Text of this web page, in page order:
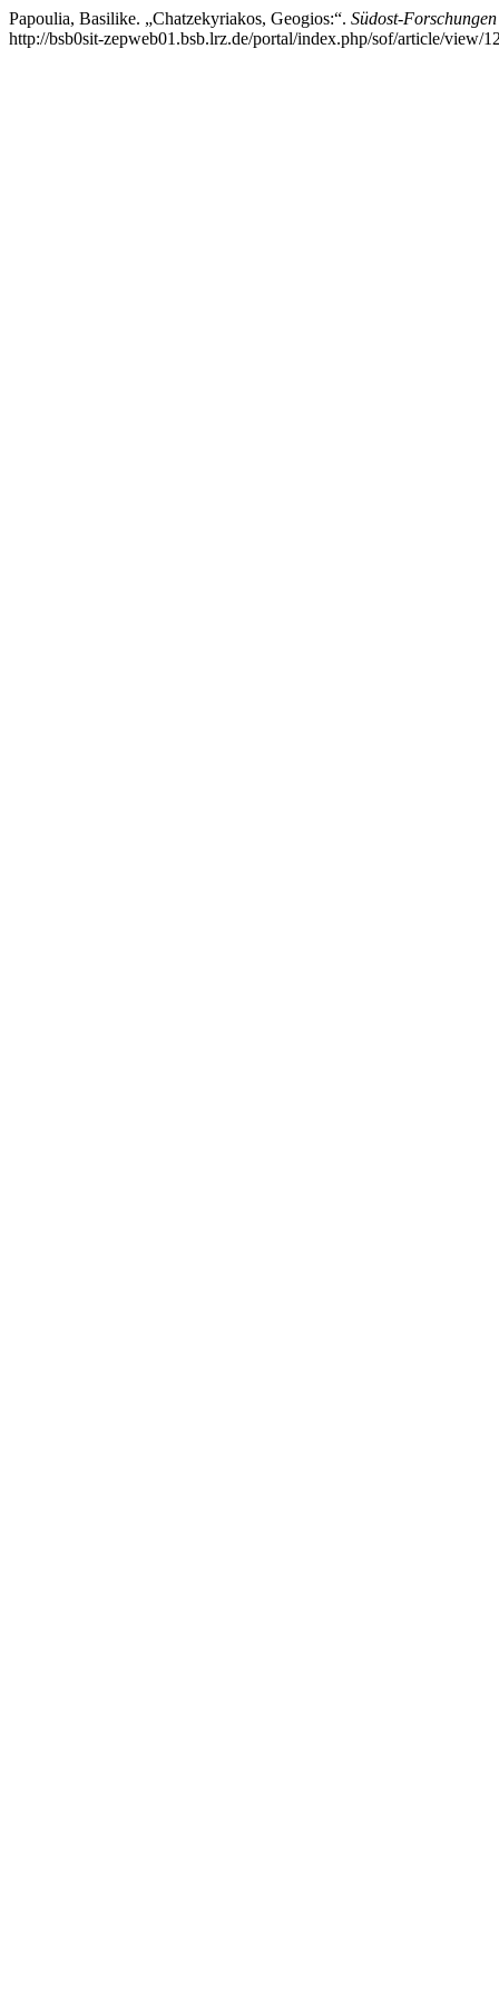
Papoulia, Basilike. „Chatzekyriakos, Geogios:“. Südost-Forschungen
http://bsb0sit-zepweb01.bsb.lrz.de/portal/index.php/sof/article/view/